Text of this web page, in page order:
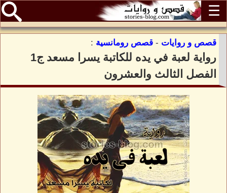
☰
قصص و روايات - قصص رومانسية :
رواية لعبة في يده للكاتبة يسرا مسعد ج1
الفصل الثالث والعشرون